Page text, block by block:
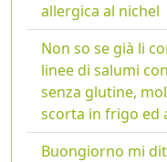
allergica al nichel
Non so se già li
linee di salumi
senza glutine,
scorta in frigo ed
Buongiorno mi